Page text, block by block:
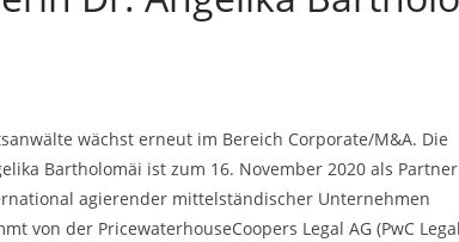
wächst erneut im Bereich Corporate/M&A. Die
Bartholomäi ist zum 16. November 2020 als
agierender mittelständischer Unternehmen
von der PricewaterhouseCoopers Legal AG (PwC